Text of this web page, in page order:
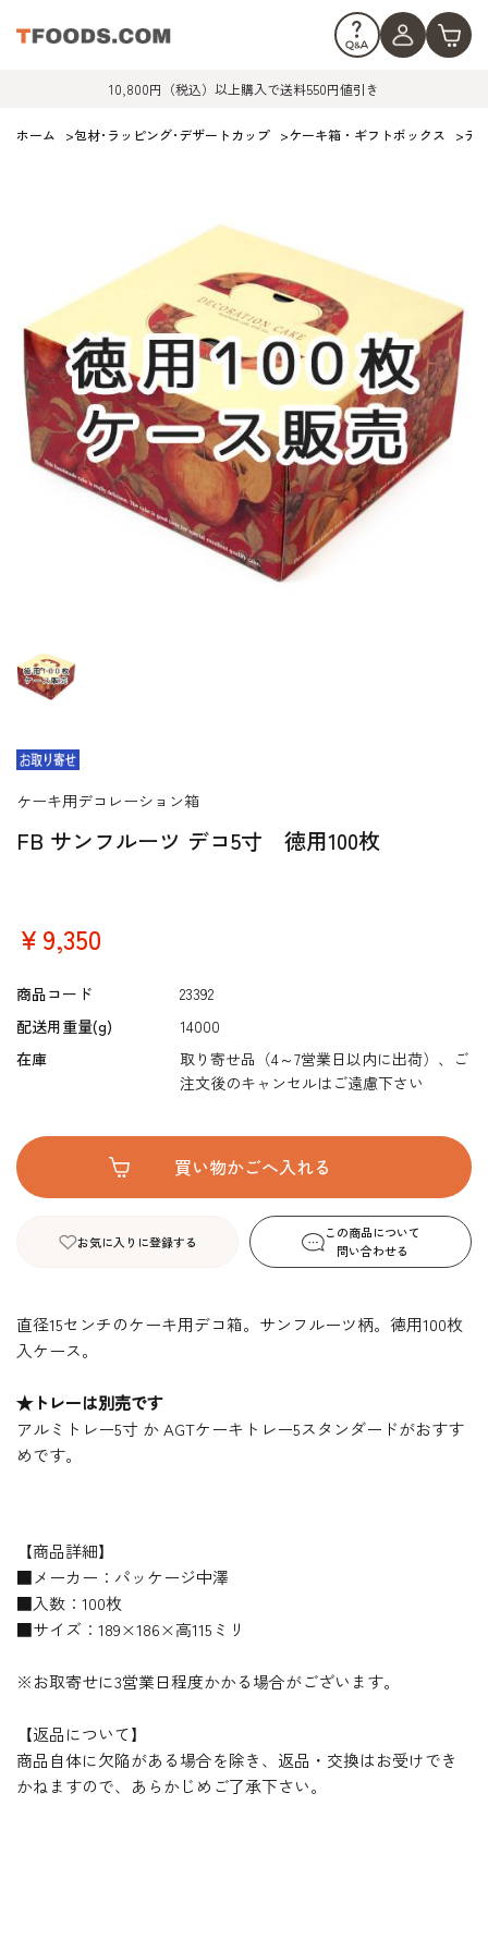
10,800円（税込）以上購入で送料550円値引き
ホーム >包材･ラッピング･デザートカップ >ケーキ箱・ギフトボックス >デ
FB サンフルーツ デコ5寸 徳用100枚
ケーキ用デコレーション箱
￥9,350
商品コード
23392
配送用重量(g)
14000
在庫
取り寄せ品（4～7営業日以内に出荷）、ご
注文後のキャンセルはご遠慮下さい
お気に入りに登録する
この商品について
問い合わせる
直径15センチのケーキ用デコ箱。サンフルーツ柄。徳用100枚
入ケース。
★トレーは別売です
アルミトレー5寸 かAGTケーキトレー5スタンダードがおすす
めです。
【商品詳細】
■メーカー：パッケージ中澤
■入数：100枚
■サイズ：189×186×高115ミリ
※お取寄せに3営業日程度かかる場合がございます。
【返品について】
商品自体に欠陥がある場合を除き、返品・交換はお受けでき
かねますので、あらかじめご了承下さい。